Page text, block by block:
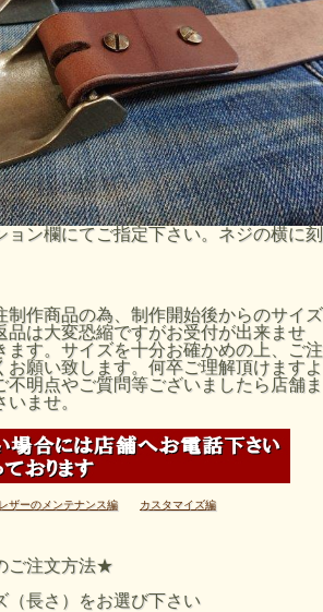
ョン欄にてご指定下さい。ネジの横に刻
制作商品の為、制作開始後からのサイズ
品は大変恐縮ですがお受付が出来ませ
す。サイズを十分お確かめの上、ご注
お願い致します。何卒ご理解頂けますよ
不明点やご質問等ございましたら店舗ま
ませ。
レザーのメンテナンス編 カスタマイズ編
ご注文方法★
（長さ）をお選び下さい